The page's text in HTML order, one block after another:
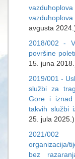
vazduhoplova
avgusta
2018/002 -
površine
15. juna
2019/001 -
službi za
Gore i iznad
takvih službi
25. jula 2025.)
2021/
organizacija/
bez